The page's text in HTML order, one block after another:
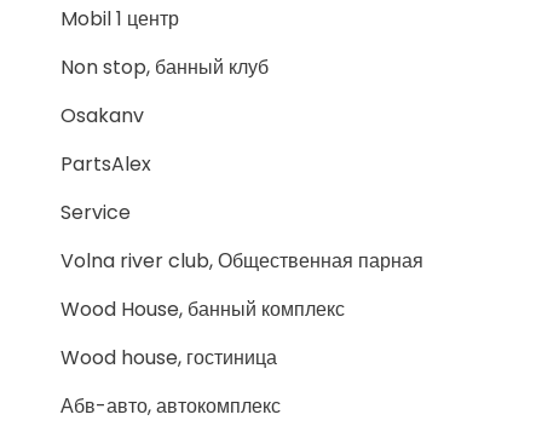
Mobil 1 центр
Non stop, банный клуб
Osakanv
PartsAlex
Service
Volna river club, Общественная парная
Wood House, банный комплекс
Wood house, гостиница
Абв-авто, автокомплекс